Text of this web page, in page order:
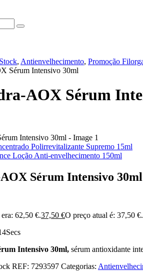
Stock, Antienvelhecimento, Promoção
Sérum Intensivo 30ml
AOX Sérum
Polirrevitalizante Supremo 15ml
Loção Anti-envelhecimento 150ml
Sérum Intensivo 30ml
62,50 €.37,50 €O preço atual é: 37,50 €.
Secs
Intensivo 30ml, sérum antioxidante
REF: 7293597 Categorias: